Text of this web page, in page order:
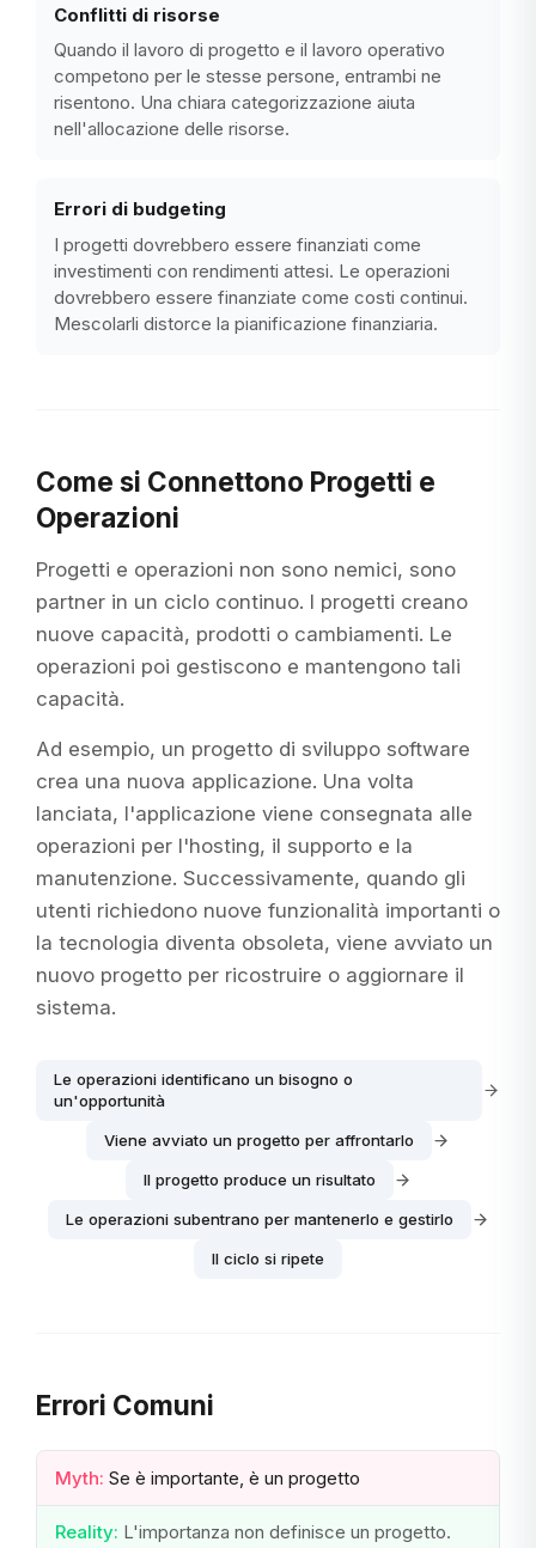
Conflitti di risorse
Quando il lavoro di progetto e il lavoro operativo
competono per le stesse persone, entrambi ne
risentono. Una chiara categorizzazione aiuta
nell'allocazione delle risorse.
Errori di budgeting
I progetti dovrebbero essere finanziati come
investimenti con rendimenti attesi. Le operazioni
dovrebbero essere finanziate come costi continui.
Mescolarli distorce la pianificazione finanziaria.
Come si Connettono Progetti e
Operazioni
Progetti e operazioni non sono nemici, sono
partner in un ciclo continuo. I progetti creano
nuove capacità, prodotti o cambiamenti. Le
operazioni poi gestiscono e mantengono tali
capacità.
Ad esempio, un progetto di sviluppo software
crea una nuova applicazione. Una volta
lanciata, l'applicazione viene consegnata alle
operazioni per l'hosting, il supporto e la
manutenzione. Successivamente, quando gli
utenti richiedono nuove funzionalità importanti o
la tecnologia diventa obsoleta, viene avviato un
nuovo progetto per ricostruire o aggiornare il
sistema.
Le operazioni identificano un bisogno o
un'opportunità
Viene avviato un progetto per affrontarlo
Il progetto produce un risultato
Le operazioni subentrano per mantenerlo e gestirlo
Il ciclo si ripete
Errori Comuni
Myth: Se è importante, è un progetto
Reality: L'importanza non definisce un progetto.